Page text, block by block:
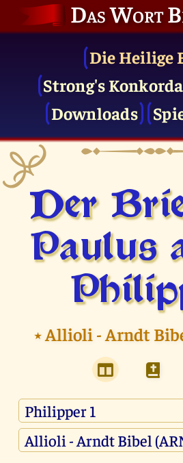
Das Wort
Die Heilige
Strong's
Downloads
Der
Paulus
⭑Allioli - Arndt